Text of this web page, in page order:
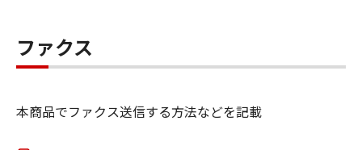
ファクス
本商品でファクス送信する方法などを記載